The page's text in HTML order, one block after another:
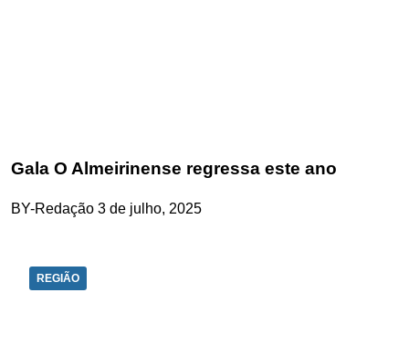
Gala O Almeirinense regressa este ano
BY-Redação 3 de julho, 2025
REGIÃO